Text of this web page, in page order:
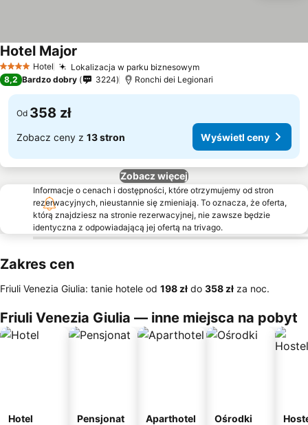
4 KategoriaHotel Lokalizacja w parku biznesowym
Hotel Major
8,2 Bardzo dobry 3224 Ronchi dei Legionari
Od 358 zł
Zobacz ceny z 13 stron Wyświetl ceny
Zobacz więcej
Informacje o cenach i dostępności, które otrzymujemy od stron
rezerwacyjnych, nieustannie się zmieniają. To oznacza, że oferta,
którą znajdziesz na stronie rezerwacyjnej, nie zawsze będzie
identyczna z odpowiadającą jej ofertą na trivago.
Zakres cen
Friuli Venezia Giulia: tanie hotele od ‎198 zł do ‎358 zł za noc.
Friuli Venezia Giulia — inne miejsca na pobyt
Hotel Pensjonat Aparthotel Ośrodki